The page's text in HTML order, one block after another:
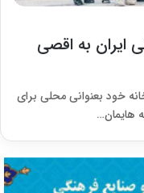
ایران به اقصی
خود بعنوانی محلی برای
هایمان…